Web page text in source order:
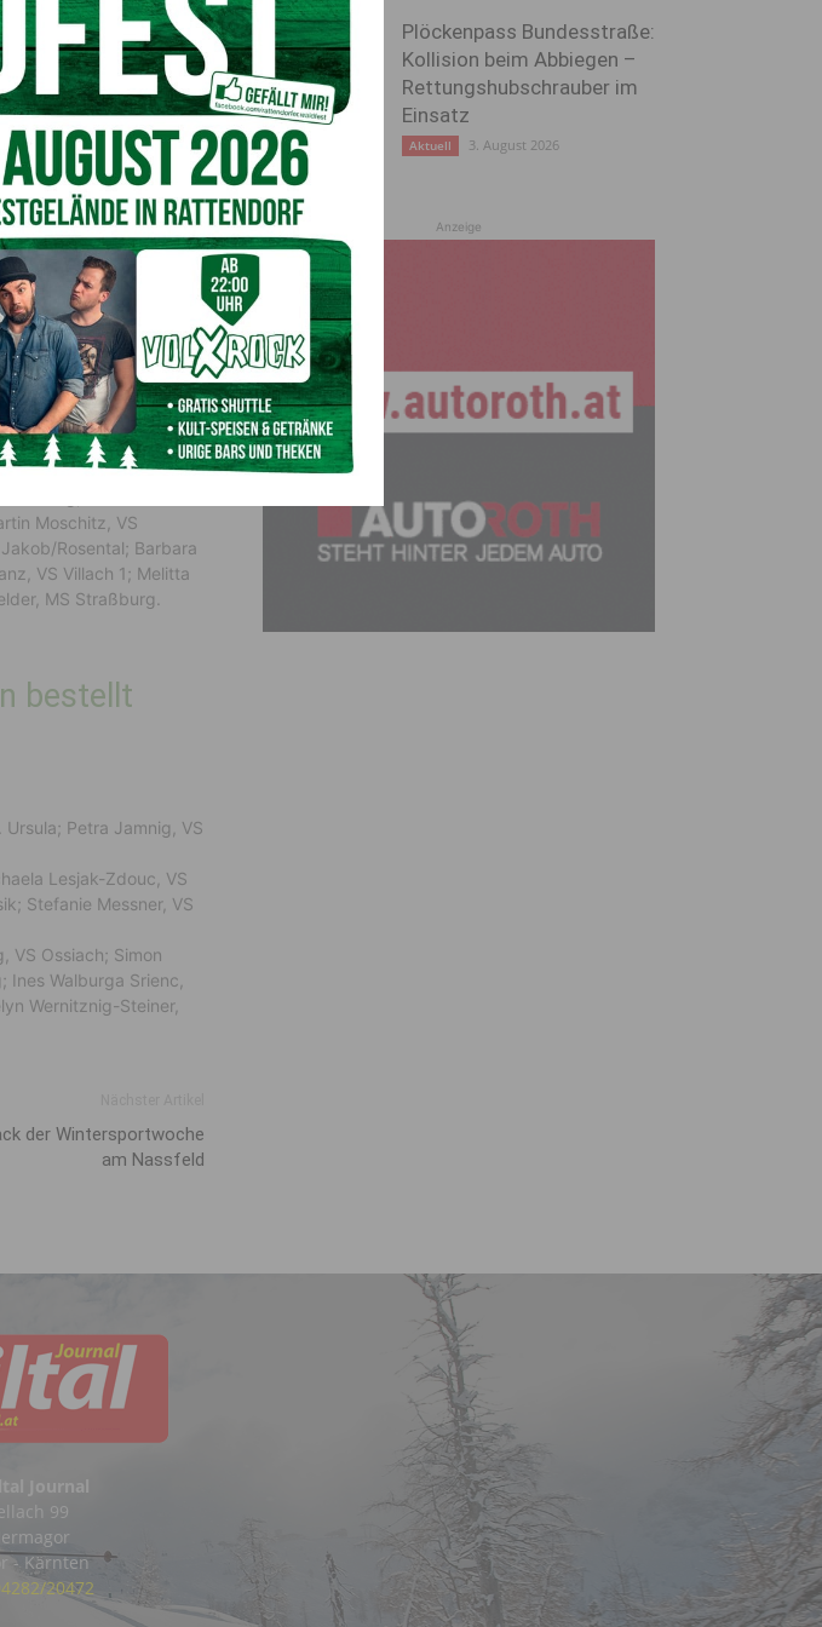
Aufgaben, mit
„Testregime,
Begriffe, die uns in
Pädagogen und
Schüler die Zukunft
für Allgemein
vor Corona ist der
ist eine wirkliche
Enzi, MS
Heissenberger, PTS
Kullnig, VS
Moschitz, VS
Rosental; Barbara
VS Villach 1; Melitta
MS Straßburg.
bestellt
Petra Jamnig, VS
Lesjak-Zdouc, VS
Stefanie Messner, VS
VS Ossiach; Simon
Ines Walburga Srienc,
Wernitznig-Steiner,
der Wintersportwoche
am Nassfeld
Plöckenpass Bundesstraße:
Kollision beim Abbiegen –
Rettungshubschrauber im
Einsatz
Aktuell 3. August 2026
Anzeige
Journal
99
- Kärnten
20472